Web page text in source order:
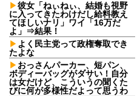
彼女「ねぃねぃ、結婚も視野
に入ってきたわけだし給料教え
てほしいナリ」ワイ「16万だ
よ」⇒結果！
よく民主党って政権奪取でき
たよな
おっさんパーカー、短パン、
ボディーバッグがダサい！自分
は女だけど、こういうの聞くた
びに何が多様性だよって思うわ